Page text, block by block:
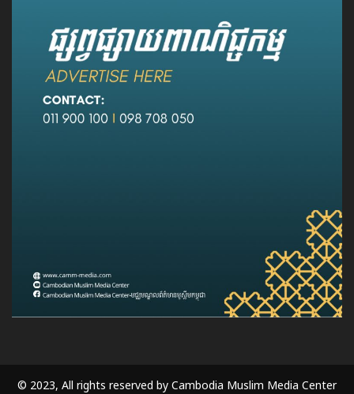
© 2023, All rights reserved by Cambodia Muslim Media Center